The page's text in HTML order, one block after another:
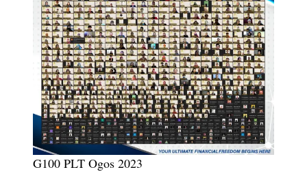
G100 PLT Ogos 2023